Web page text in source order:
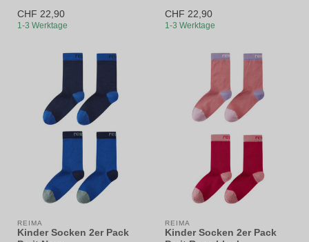
CHF 22,90
1-3 Werktage
CHF 22,90
1-3 Werktage
REIMA
Kinder Socken 2er Pack
REIMA
Kinder Socken 2er Pack